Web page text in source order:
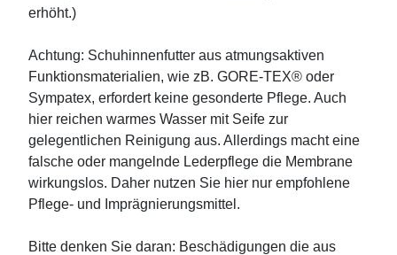
erhöht.)
Achtung: Schuhinnenfutter aus atmungsaktiven
Funktionsmaterialien, wie zB. GORE-TEX® oder
Sympatex, erfordert keine gesonderte Pflege. Auch
hier reichen warmes Wasser mit Seife zur
gelegentlichen Reinigung aus. Allerdings macht eine
falsche oder mangelnde Lederpflege die Membrane
wirkungslos. Daher nutzen Sie hier nur empfohlene
Pflege- und Imprägnierungsmittel.
Bitte denken Sie daran: Beschädigungen die aus